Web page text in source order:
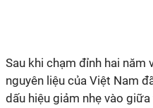
Sau khi chạm đỉnh hai năm
nguyên liệu của Việt Nam
dấu hiệu giảm nhẹ vào